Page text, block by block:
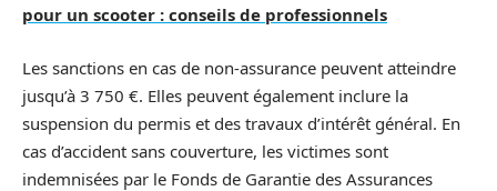
pour un scooter : conseils de professionnels
Les sanctions en cas de non-assurance peuvent atteindre
jusqu’à 3 750 €. Elles peuvent également inclure la
suspension du permis et des travaux d’intérêt général. En
cas d’accident sans couverture, les victimes sont
indemnisées par le Fonds de Garantie des Assurances